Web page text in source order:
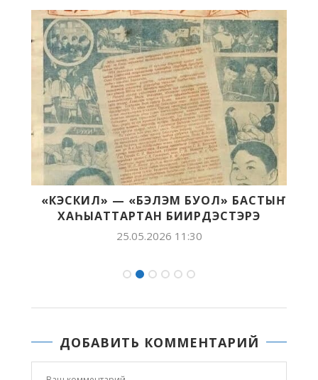
«КЭСКИЛ» — «БЭЛЭМ БУОЛ» БАСТЫҤ
ХАҺЫАТТАРТАН БИИРДЭСТЭРЭ
25.05.2026 11:30
ДОБАВИТЬ КОММЕНТАРИЙ